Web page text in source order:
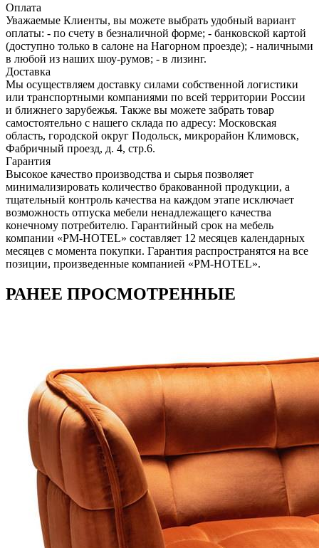
Оплата
Уважаемые Клиенты, вы можете выбрать удобный вариант
оплаты: - по счету в безналичной форме; - банковской картой
(доступно только в салоне на Нагорном проезде); - наличными
в любой из наших шоу-румов; - в лизинг.
Доставка
Мы осуществляем доставку силами собственной логистики
или транспортными компаниями по всей территории России
и ближнего зарубежья. Также вы можете забрать товар
самостоятельно с нашего склада по адресу: Московская
область, городcкой округ Подольск, микрорайон Климовск,
Фабричный проезд, д. 4, стр.6.
Гарантия
Высокое качество производства и сырья позволяет
минимализировать количество бракованной продукции, а
тщательный контроль качества на каждом этапе исключает
возможность отпуска мебели ненадлежащего качества
конечному потребителю. Гарантийный срок на мебель
компании «PM-HOTEL» составляет 12 месяцев календарных
месяцев с момента покупки. Гарантия распространятся на все
позиции, произведенные компанией «PM-HOTEL».
РАНЕЕ ПРОСМОТРЕННЫЕ